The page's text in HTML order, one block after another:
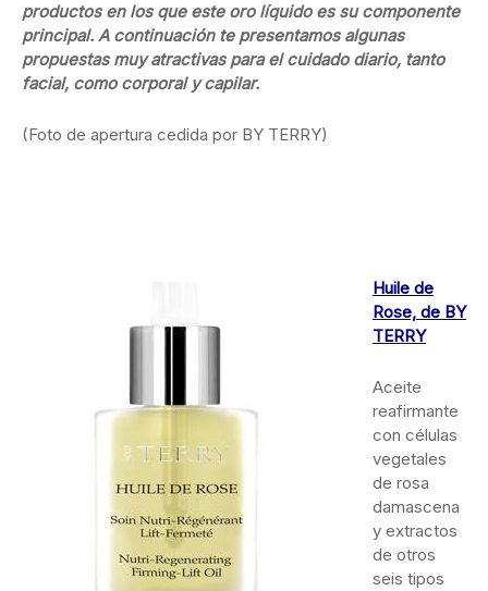
productos en los que este oro líquido es su componente
principal. A continuación te presentamos algunas
propuestas muy atractivas para el cuidado diario, tanto
facial, como corporal y capilar.
(Foto de apertura cedida por BY TERRY)
Huile de
Rose, de BY
TERRY
Aceite
reafirmante
con células
vegetales
de rosa
damascena
y extractos
de otros
seis tipos